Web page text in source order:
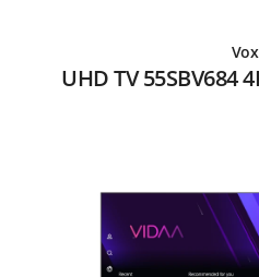
Vox
UHD TV 55SBV684